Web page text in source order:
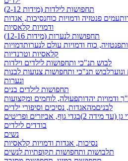
תחפושות לילדות (מידות 2-12)
עמים פנטזיה ודמויות כוחנסיכות, אגדות
ודמויות קלאסיות
תחפושות לנערות (מידות 12-16)
פנטזיה, כוח ודמויות עולם לנערותדמויות
קלאסיות וטרנדיות
לבוש תנ"כי ותחפושות לילדים וילדות
לבוש תנ"כי ותחפושות צנועות לבנות
ונערות
תחפושות לילדים בנים
ודמויות יהדותפעולה, לוחמים ומקצועות
לבניםמהאגדות, נסיכים וסיפורי ילדים
(עד מידה 2)
בגדי גוף, אביזרים ופריטים
בודדים לילדים
נשים
נסיכות, אגדות ודמויות קלאסיות
תלבושות ותחפושות תקופתיות לנשים